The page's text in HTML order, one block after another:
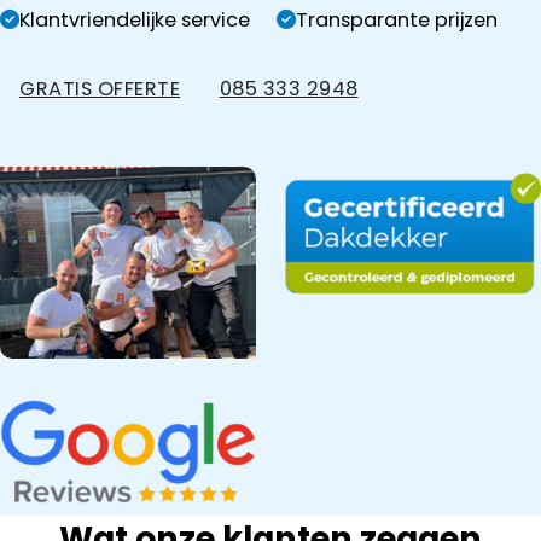
Klantvriendelijke service Transparante prijzen
GRATIS OFFERTE 085 333 2948